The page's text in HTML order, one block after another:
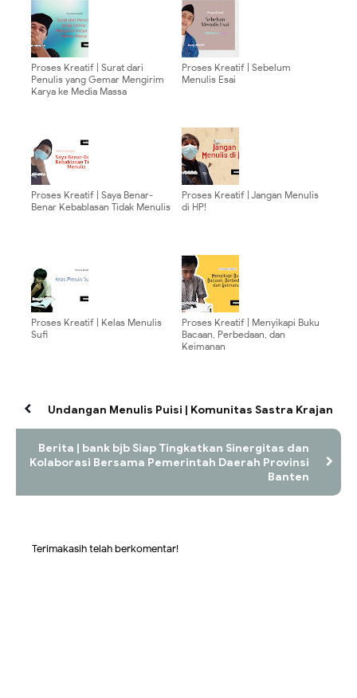
Proses Kreatif | Surat dari
Penulis yang Gemar Mengirim
Karya ke Media Massa
Proses Kreatif | Sebelum
Menulis Esai
Proses Kreatif | Saya Benar-
Benar Kebablasan Tidak Menulis
Proses Kreatif | Jangan Menulis
di HP!
Proses Kreatif | Kelas Menulis
Sufi
Proses Kreatif | Menyikapi Buku
Bacaan, Perbedaan, dan
Keimanan
Undangan Menulis Puisi | Komunitas Sastra Krajan
Berita | bank bjb Siap Tingkatkan Sinergitas dan
Kolaborasi Bersama Pemerintah Daerah Provinsi
Banten
Terimakasih telah berkomentar!